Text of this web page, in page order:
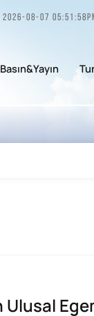
2026-08-07
Basın&Yayın
Ulusal